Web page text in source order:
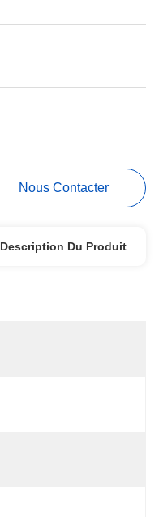
Nous Contacter
Description Du Produit